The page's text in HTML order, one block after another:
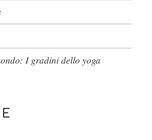
I gradini dello yoga